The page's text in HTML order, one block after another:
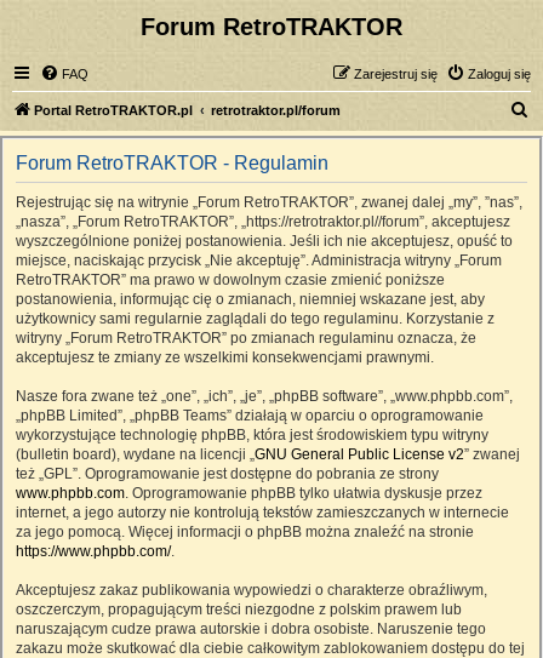
Forum RetroTRAKTOR
FAQ Zaloguj się
Zarejestruj się
Portal RetroTRAKTOR.pl retrotraktor.pl/forum
z
Forum RetroTRAKTOR - Regulamin
Rejestrując się na witrynie „Forum RetroTRAKTOR”, zwanej dalej „my”, ”nas”,
„nasza”, „Forum RetroTRAKTOR”, „https://retrotraktor.pl//forum”, akceptujesz
wyszczególnione poniżej postanowienia. Jeśli ich nie akceptujesz, opuść to
miejsce, naciskając przycisk „Nie akceptuję”. Administracja witryny „Forum
RetroTRAKTOR” ma prawo w dowolnym czasie zmienić poniższe
postanowienia, informując cię o zmianach, niemniej wskazane jest, aby
użytkownicy sami regularnie zaglądali do tego regulaminu. Korzystanie z
witryny „Forum RetroTRAKTOR” po zmianach regulaminu oznacza, że
akceptujesz te zmiany ze wszelkimi konsekwencjami prawnymi.
Nasze fora zwane też „one”, „ich”, „je”, „phpBB software”, „www.phpbb.com”,
„phpBB Limited”, „phpBB Teams” działają w oparciu o oprogramowanie
wykorzystujące technologię phpBB, która jest środowiskiem typu witryny
(bulletin board), wydane na licencji „GNU General Public License v2” zwanej
też „GPL”. Oprogramowanie jest dostępne do pobrania ze strony
www.phpbb.com. Oprogramowanie phpBB tylko ułatwia dyskusje przez
internet, a jego autorzy nie kontrolują tekstów zamieszczanych w internecie
za jego pomocą. Więcej informacji o phpBB można znaleźć na stronie
https://www.phpbb.com/.
Akceptujesz zakaz publikowania wypowiedzi o charakterze obraźliwym,
oszczerczym, propagującym treści niezgodne z polskim prawem lub
naruszającym cudze prawa autorskie i dobra osobiste. Naruszenie tego
zakazu może skutkować dla ciebie całkowitym zablokowaniem dostępu do tej